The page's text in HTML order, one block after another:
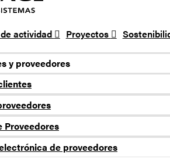
actividad Proyectos
y proveedores
Proveedores
de proveedores